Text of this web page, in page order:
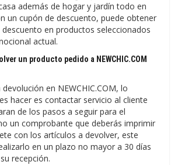
además de hogar y jardín todo en
un cupón de descuento, puede obtener
en productos seleccionados
actual.
un producto pedido a NEWCHIC.COM
en NEWCHIC.COM, lo
hacer es contactar servicio al cliente
de los pasos a seguir para el
un comprobante que deberás imprimir
con los artículos a devolver, este
en un plazo no mayor a 30 días
recepción.